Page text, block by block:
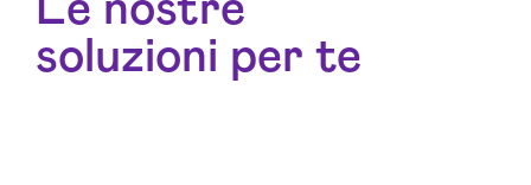
Le nostre
soluzioni per te